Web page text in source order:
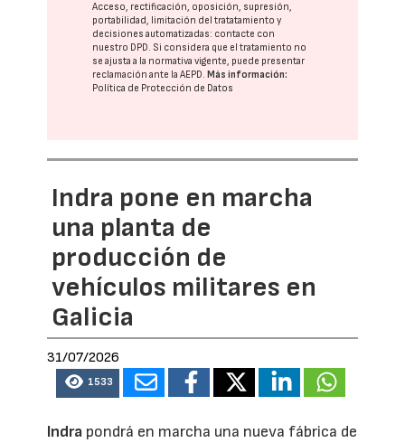
Acceso, rectificación, oposición, supresión,
portabilidad, limitación del tratatamiento y
decisiones automatizadas: contacte con
nuestro DPD. Si considera que el tratamiento no
se ajusta a la normativa vigente, puede presentar
reclamación ante laAEPD.Más información:
Política de Protección de Datos
Indra pone en marcha
una planta de
producción de
vehículos militares en
Galicia
31/07/2026
1533
Indra pondrá en marcha una nueva fábrica de